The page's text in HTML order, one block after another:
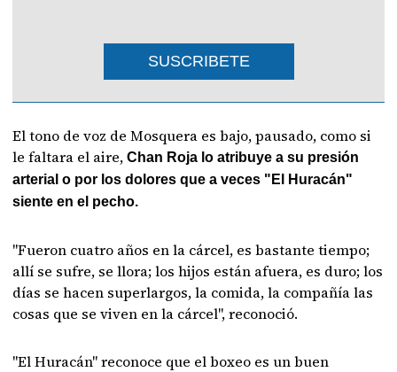
SUSCRIBETE
El tono de voz de Mosquera es bajo, pausado, como si
le faltara el aire,Chan Roja lo atribuye a su presión
arterial o por los dolores que a veces "El Huracán"
siente en el pecho.
"Fueron cuatro años en la cárcel, es bastante tiempo;
allí se sufre, se llora; los hijos están afuera, es duro; los
días se hacen superlargos, la comida, la compañía las
cosas que se viven en la cárcel", reconoció.
"El Huracán" reconoce que el boxeo es un buen